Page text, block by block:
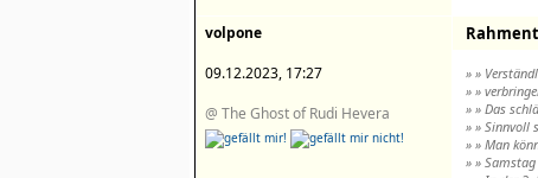
volpone
09.12.2023, 17:27
@ The Ghost of Rudi Hevera
» »
» »
» » Das
» » Sinnvoll
» » Man
» »